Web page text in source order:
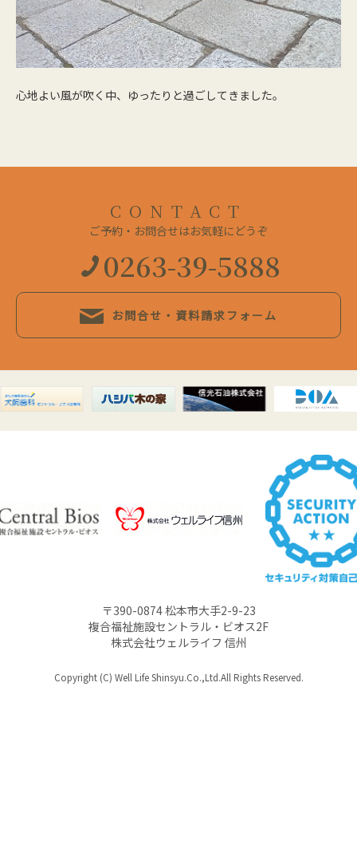
心地よい風が吹く中、ゆったりと過ごしてきました。
CONTACT
ご予約・お問合せはお気軽にどうぞ
0263-39-5888
お問合せ・資料請求フォーム
〒390-0874 松本市大手2-9-23
複合福祉施設セントラル・ビオス2F
株式会社ウェルライフ 信州
Copyright (C) Well Life Shinsyu.Co.,Ltd.All Rights Reserved.